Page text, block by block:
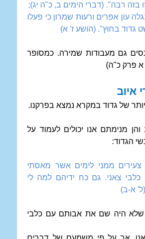
בזה רבה". (דברי הימים ב, כ"ה יג);
עון אפרים ורעות שמרון כי פעלו
גדוד בחוץ". (הושע ז' א)
גם מעבודות שמירה. כמסופר
א פרק כ"ה)
איוב
של גדוד במקרא נמצא בפרקנו.
והן מנימתם אנו יכולים לעמוד על
הגדוד:
צעירים ממני לימים אשר מאסתי
צאני. גם כח ידיהם למה לי
א-ב)
שלא היה שם את אבותם עם כלבי